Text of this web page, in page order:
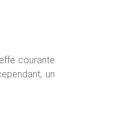
courante
un